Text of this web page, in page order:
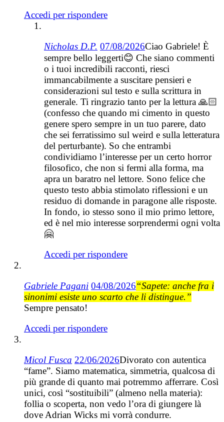
Accedi per rispondere
Nicholas D.P. 07/08/2026Ciao Gabriele! È
sempre bello leggerti😊 Che siano commenti
o i tuoi incredibili racconti, riesci
immancabilmente a suscitare pensieri e
considerazioni sul testo e sulla scrittura in
generale. Ti ringrazio tanto per la lettura 🙏🏻
(confesso che quando mi cimento in questo
genere spero sempre in un tuo parere, dato
che sei ferratissimo sul weird e sulla letteratura
del perturbante). So che entrambi
condividiamo l’interesse per un certo horror
filosofico, che non si fermi alla forma, ma
apra un baratro nel lettore. Sono felice che
questo testo abbia stimolato riflessioni e un
residuo di domande in paragone alle risposte.
In fondo, io stesso sono il mio primo lettore,
ed è nel mio interesse sorprendermi ogni volta
🤗
Accedi per rispondere
Gabriele Pagani 04/08/2026“Sapete: anche fra i
sinonimi esiste uno scarto che li distingue.”
Sempre pensato!
Accedi per rispondere
Micol Fusca 22/06/2026Divorato con autentica
“fame”. Siamo matematica, simmetria, qualcosa di
più grande di quanto mai potremmo afferrare. Così
unici, così “sostituibili” (almeno nella materia):
follia o scoperta, non vedo l’ora di giungere là
dove Adrian Wicks mi vorrà condurre.